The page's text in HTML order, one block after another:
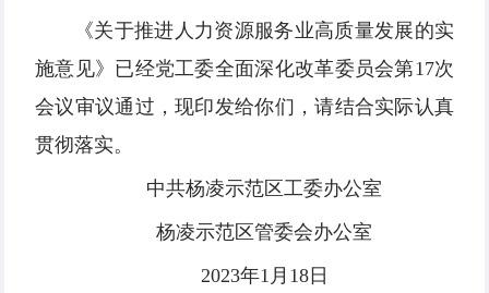
《关于推进人力资源服务业高质量发展的实
施意见》已经党工委全面深化改革委员会第17次
会议审议通过，现印发给你们，请结合实际认真
贯彻落实。
中共杨凌示范区工委办公室
杨凌示范区管委会办公室
2023年1月18日